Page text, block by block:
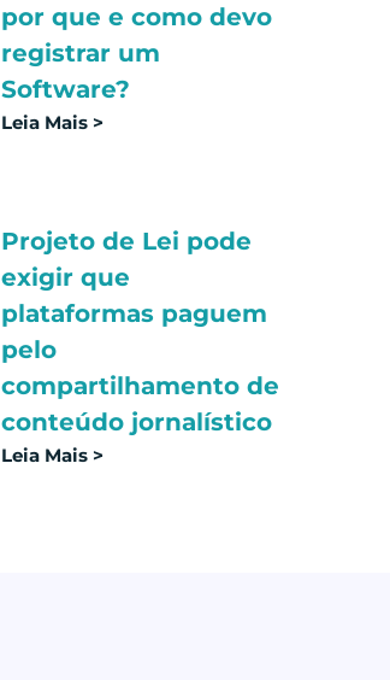
por que e como devo
registrar um
Software?
Leia Mais >
Projeto de Lei pode
exigir que
plataformas paguem
pelo
compartilhamento de
conteúdo jornalístico
Leia Mais >